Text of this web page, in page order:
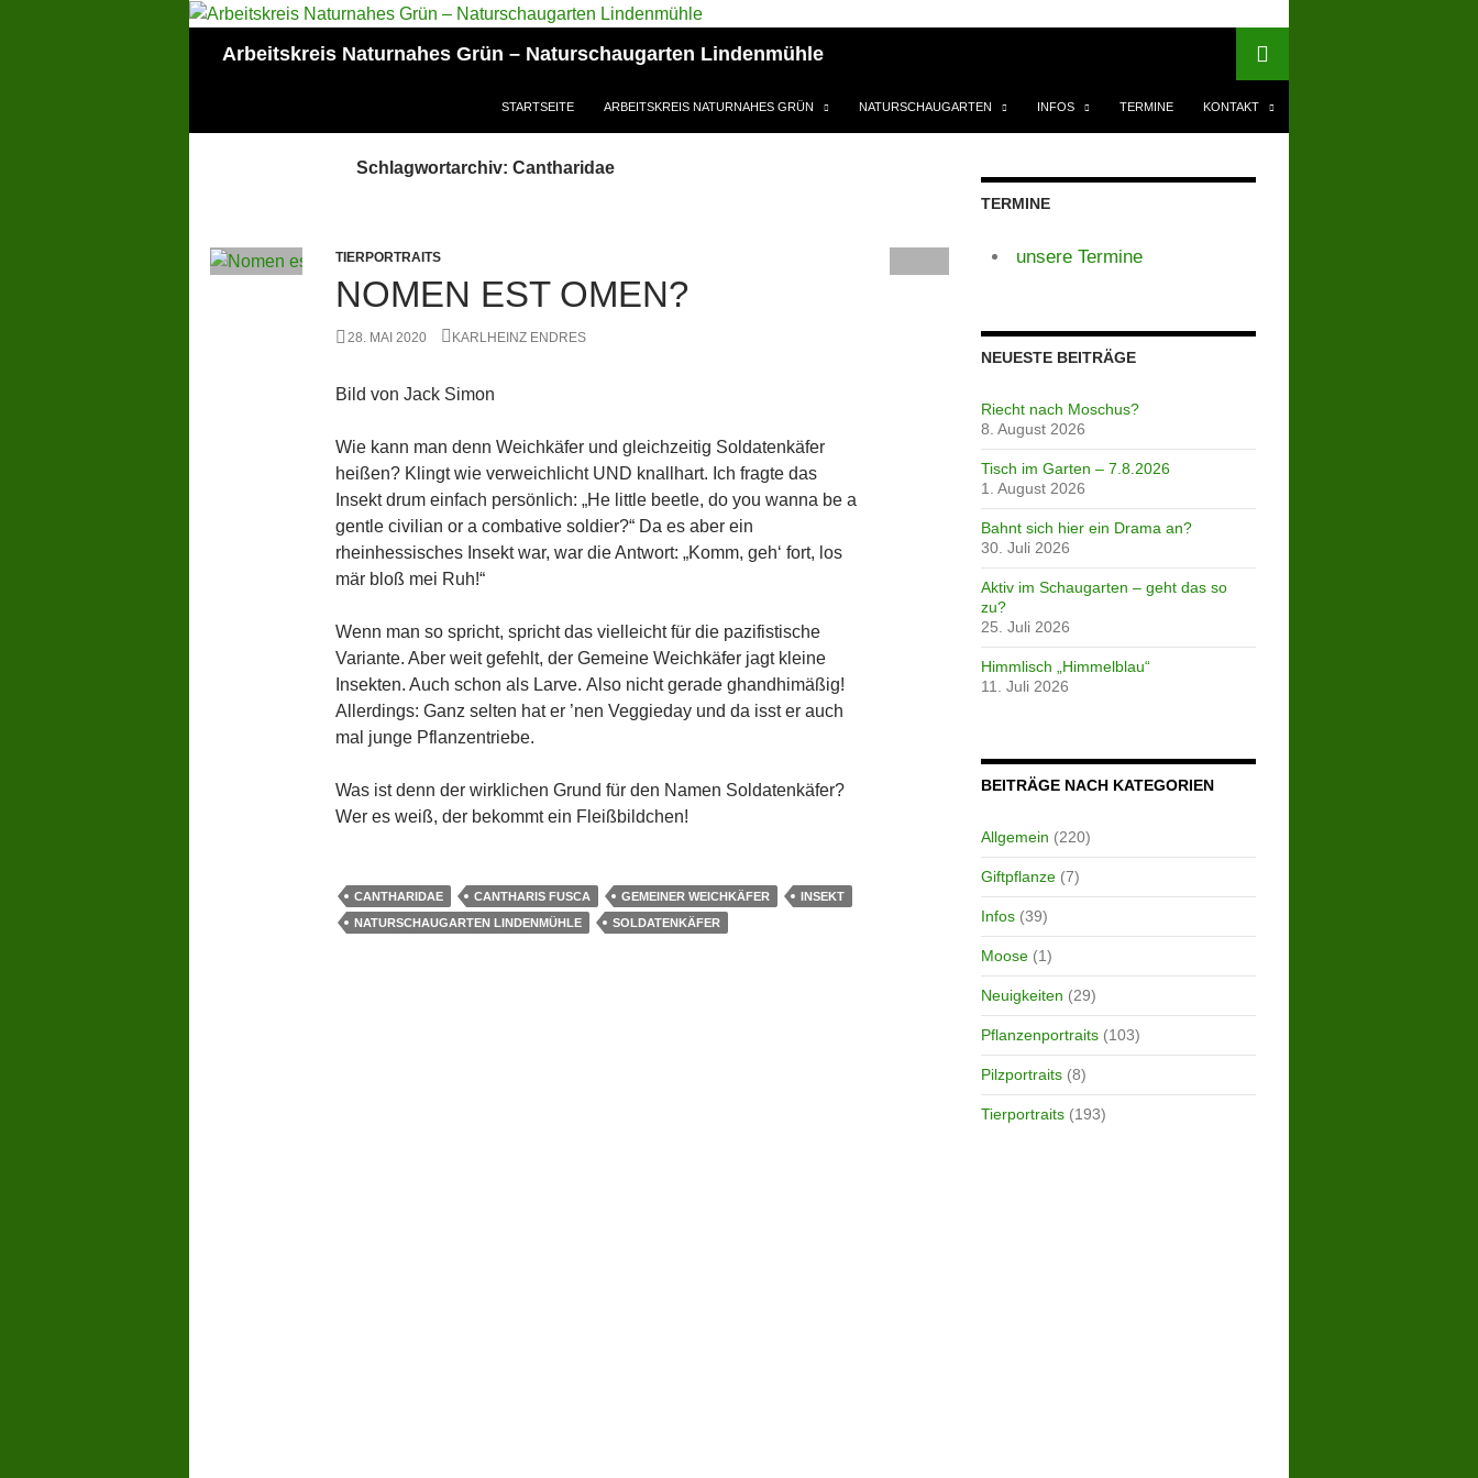
Arbeitskreis Naturnahes Grün – Naturschaugarten Lindenmühle
STARTSEITE ARBEITSKREIS NATURNAHES GRÜN NATURSCHAUGARTEN INFOS TERMINE KONTAKT
Schlagwortarchiv: Cantharidae
TIERPORTRAITS
NOMEN EST OMEN?
28. MAI 2020 KARLHEINZ ENDRES
Bild von Jack Simon
Wie kann man denn Weichkäfer und gleichzeitig Soldatenkäfer
heißen? Klingt wie verweichlicht UND knallhart. Ich fragte das
Insekt drum einfach persönlich: „He little beetle, do you wanna be a
gentle civilian or a combative soldier?“ Da es aber ein
rheinhessisches Insekt war, war die Antwort: „Komm, geh‘ fort, los
mär bloß mei Ruh!“
Wenn man so spricht, spricht das vielleicht für die pazifistische
Variante. Aber weit gefehlt, der Gemeine Weichkäfer jagt kleine
Insekten. Auch schon als Larve. Also nicht gerade ghandhimäßig!
Allerdings: Ganz selten hat er ’nen Veggieday und da isst er auch
mal junge Pflanzentriebe.
Was ist denn der wirklichen Grund für den Namen Soldatenkäfer?
Wer es weiß, der bekommt ein Fleißbildchen!
CANTHARIDAE CANTHARIS FUSCA GEMEINER WEICHKÄFER
INSEKT
NATURSCHAUGARTEN LINDENMÜHLE
SOLDATENKÄFER
TERMINE
unsere Termine
NEUESTE BEITRÄGE
Riecht nach Moschus?
8. August 2026
Tisch im Garten – 7.8.2026
1. August 2026
Bahnt sich hier ein Drama an?
30. Juli 2026
Aktiv im Schaugarten – geht das so
zu?
25. Juli 2026
Himmlisch „Himmelblau“
11. Juli 2026
BEITRÄGE NACH KATEGORIEN
Allgemein (220)
Giftpflanze(7)
Infos(39)
Moose(1)
Neuigkeiten (29)
Pflanzenportraits(103)
Pilzportraits(8)
Tierportraits(193)